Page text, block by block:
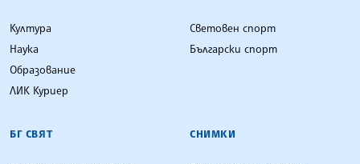
Култура
Наука
Образование
ЛИК Куриер
Световен спорт
Български спорт
БГ СВЯТ СНИМКИ